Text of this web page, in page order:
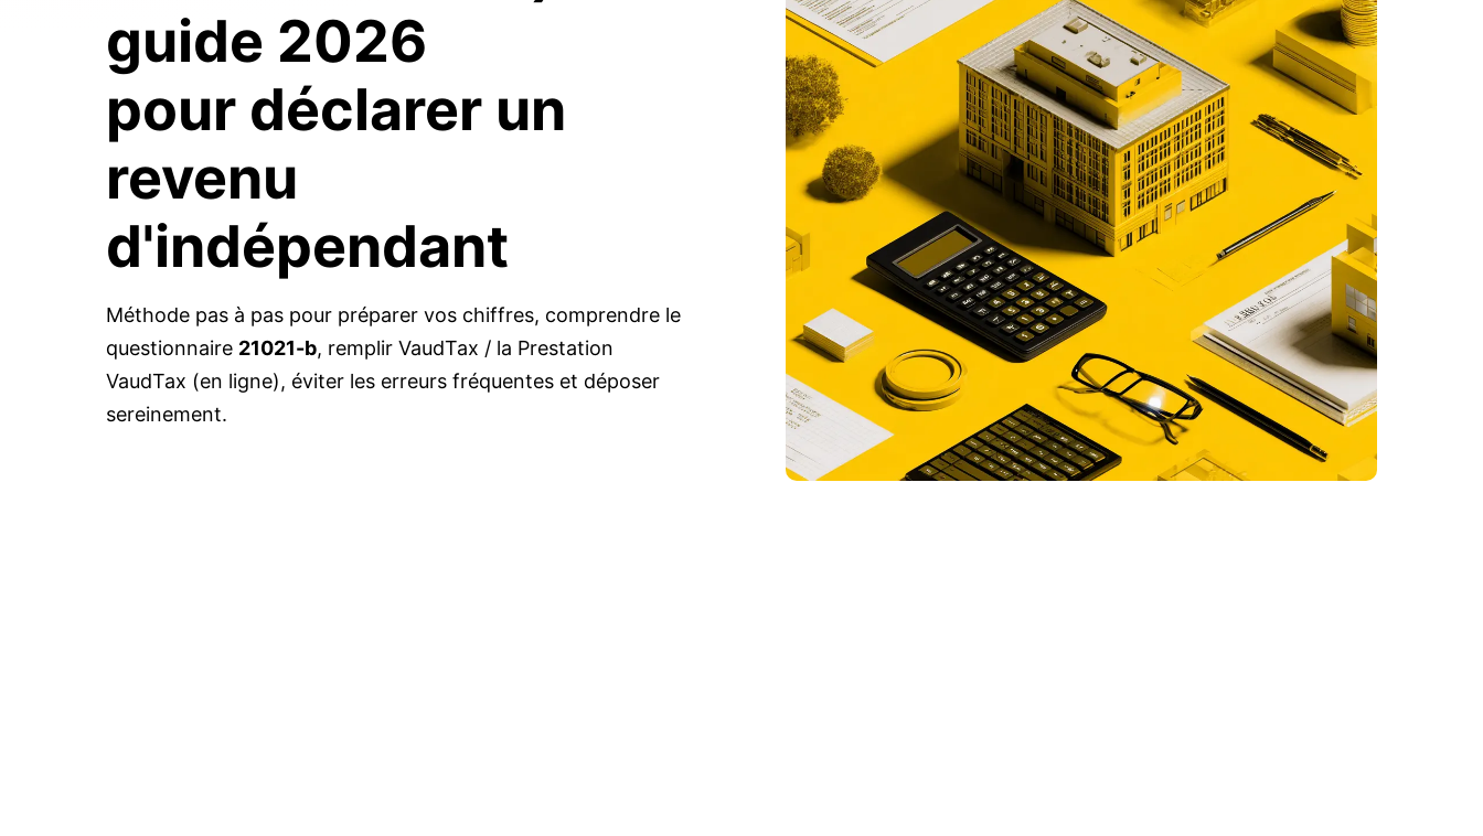
guide 2026
pour déclarer un
revenu
d'indépendant
Méthode pas à pas pour préparer vos chiffres, comprendre le
questionnaire 21021-b, remplir VaudTax / la Prestation
VaudTax (en ligne), éviter les erreurs fréquentes et déposer
sereinement.